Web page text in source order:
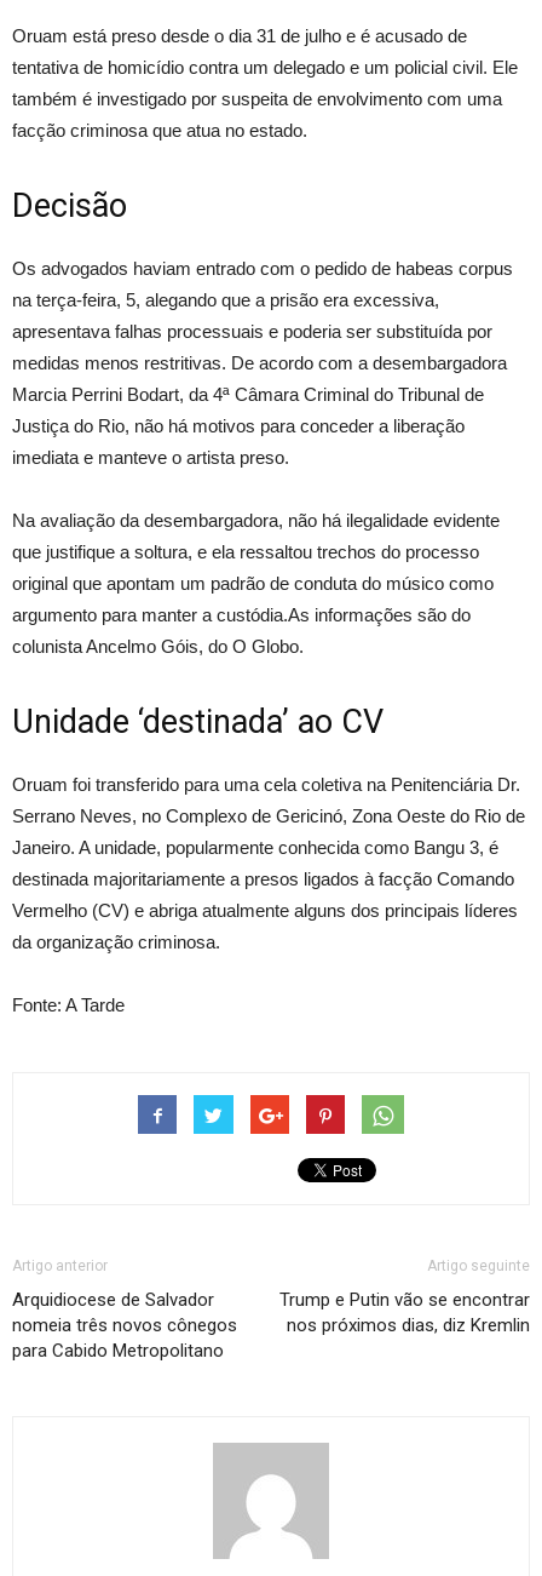
Oruam está preso desde o dia 31 de julho e é acusado de
tentativa de homicídio contra um delegado e um policial civil. Ele
também é investigado por suspeita de envolvimento com uma
facção criminosa que atua no estado.
Decisão
Os advogados haviam entrado com o pedido de habeas corpus
na terça-feira, 5, alegando que a prisão era excessiva,
apresentava falhas processuais e poderia ser substituída por
medidas menos restritivas. De acordo com a desembargadora
Marcia Perrini Bodart, da 4ª Câmara Criminal do Tribunal de
Justiça do Rio, não há motivos para conceder a liberação
imediata e manteve o artista preso.
Na avaliação da desembargadora, não há ilegalidade evidente
que justifique a soltura, e ela ressaltou trechos do processo
original que apontam um padrão de conduta do músico como
argumento para manter a custódia.As informações são do
colunista Ancelmo Góis, do O Globo.
Unidade ‘destinada’ ao CV
Oruam foi transferido para uma cela coletiva na Penitenciária Dr.
Serrano Neves, no Complexo de Gericinó, Zona Oeste do Rio de
Janeiro. A unidade, popularmente conhecida como Bangu 3, é
destinada majoritariamente a presos ligados à facção Comando
Vermelho (CV) e abriga atualmente alguns dos principais líderes
da organização criminosa.
Fonte: A Tarde
Artigo anterior
Arquidiocese de Salvador
nomeia três novos cônegos
para Cabido Metropolitano
Artigo seguinte
Trump e Putin vão se encontrar
nos próximos dias, diz Kremlin